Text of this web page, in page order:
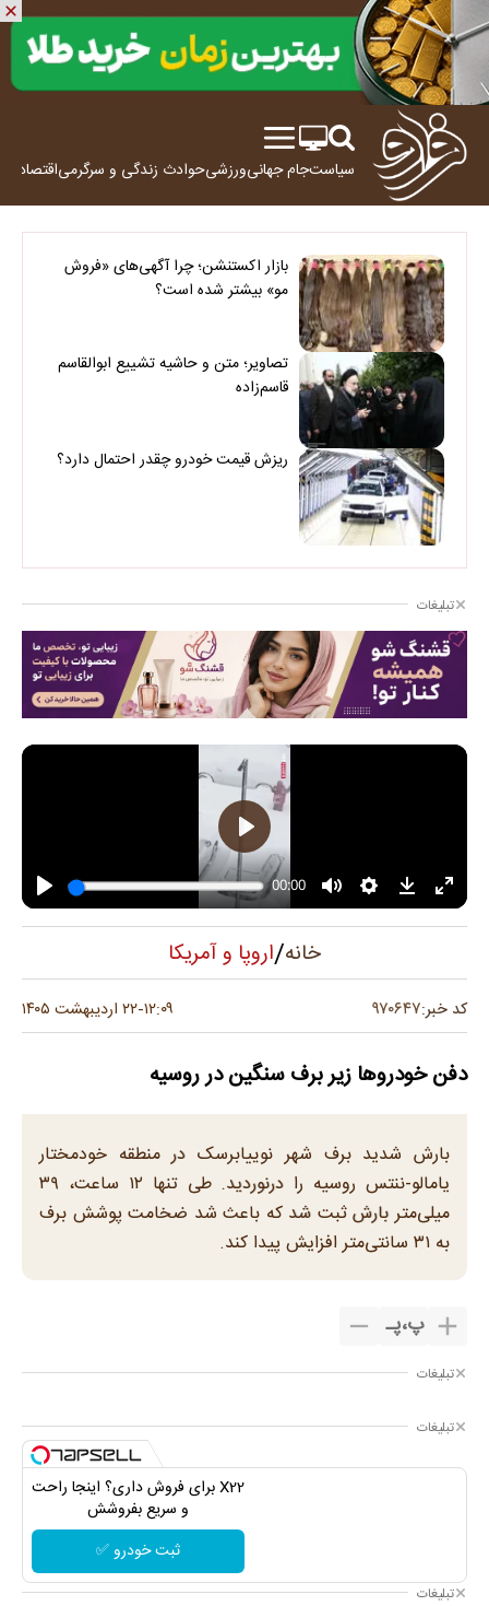
سیاستجام جهانیورزشیحوادث زندگی و سرگرمیاقتصاد
بازار اکستنشن؛ چرا آگهی‌های «فروش
مو» بیشتر شده است؟
تصاویر؛ متن و حاشیه تشییع ابوالقاسم
قاسم‌زاده
ریزش قیمت خودرو چقدر احتمال دارد؟
تبلیغات
خانه/اروپا و آمریکا
کد خبر:۹۷۰۶۴۷ ۱۲:۰۹-۲۲ اردیبهشت ۱۴۰۵
دفن خودروها زیر برف سنگین در روسیه
بارش شدید برف شهر نوییابرسک در منطقه خودمختار
یامالو-ننتس روسیه را درنوردید. طی تنها ۱۲ ساعت، ۳۹
میلی‌متر بارش ثبت شد که باعث شد ضخامت پوشش برف
به ۳۱ سانتی‌متر افزایش پیدا کند.
پ،پـ
تبلیغات
تبلیغات
X22 برای فروش داری؟ اینجا راحت
و سریع بفروشش
ثبت خودرو ✅
تبلیغات